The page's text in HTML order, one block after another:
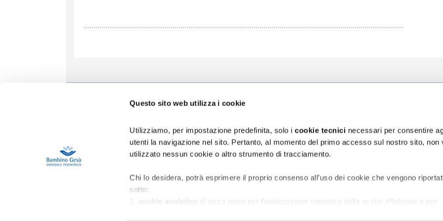
Questo sito web utilizza i cookie
Utilizziamo, per impostazione predefinita, solo icookie tecnici necessari per consentire
utenti la navigazione nel sito. Pertanto, al momento del primo accesso sul nostro sito, non
utilizzato nessun cookie o altro strumento di tracciamento.
Chi lo desidera, potrà esprimere il proprio consenso all’uso dei cookie che vengono
sotto:
cookie analytics
di terza parte per l’elaborazione statistica delle scelte effettuate e per
Contatti
Privacy
Copertura assicurativa Rct/Rco
Area Riservata al Personale
Bilancio di Sostenibilità
Segnalazioni e reclami
Accessibilità digitale
5 x mille